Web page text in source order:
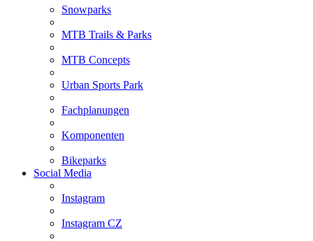
Snowparks
MTB Trails & Parks
MTB Concepts
Urban Sports Park
Fachplanungen
Komponenten
Bikeparks
Social Media
Instagram
Instagram CZ